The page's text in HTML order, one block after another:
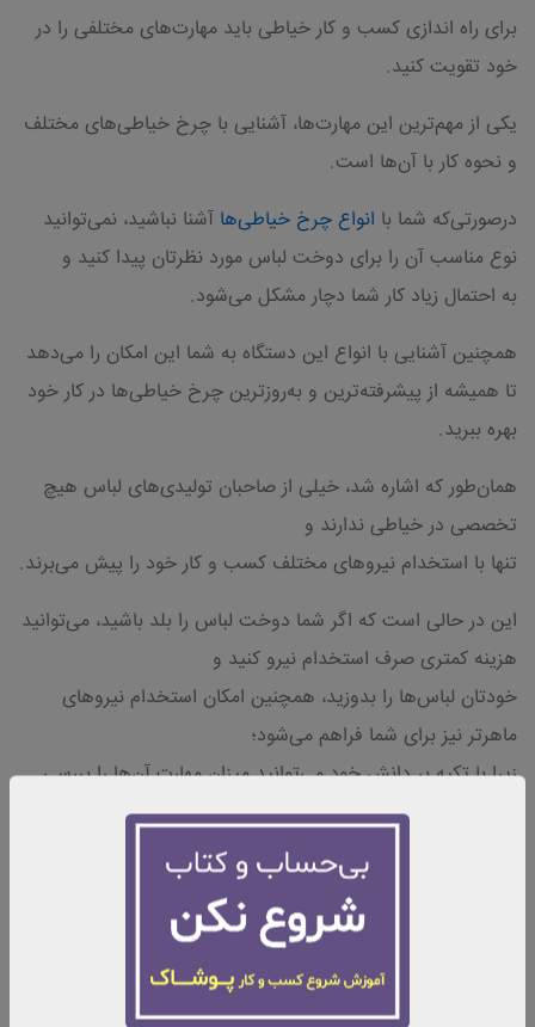
برای راه اندازی کسب و کار خیاطی باید مهارت‌های مختلفی را در
خود تقویت کنید.
یکی از مهم‌ترین این مهارت‌ها، آشنایی با چرخ خیاطی‌های مختلف
و نحوه کار با آن‌ها است.
درصورتی‌که شما با انواع چرخ خیاطی‌ها آشنا نباشید، نمی‌توانید
نوع مناسب آن را برای دوخت لباس مورد نظرتان پیدا کنید و
به احتمال زیاد کار شما دچار مشکل می‌شود.
همچنین آشنایی با انواع این دستگاه به شما این امکان را می‌دهد
تا همیشه از پیشرفته‌ترین و به‌روزترین چرخ خیاطی‌ها در کار خود
بهره ببرید.
همان‌طور که اشاره شد، خیلی از صاحبان تولیدی‌های لباس هیچ
تخصصی در خیاطی ندارند و
تنها با استخدام نیروهای مختلف کسب و کار خود را پیش می‌برند.
این در حالی است که اگر شما دوخت لباس را بلد باشید، می‌توانید
هزینه کمتری صرف استخدام نیرو کنید و
خودتان لباس‌ها را بدوزید، همچنین امکان استخدام نیروهای
ماهرتر نیز برای شما فراهم می‌شود؛
زیرا با تکیه بر دانش خود می‌توانید میزان مهارت آن‌ها را بررسی
از مهارت‌های دیگری که برای راه اندازی کسب و کار خیاطی باید
تقویت شوند، می‌توان به اندازه گیری بدن و لباس، طراحی الگو،
برش پارچه، آشنایی با طرح‌های مختلف پارچه و کاربرد آن‌ها و
آشنایی با تناسب لباس اشاره کرد.